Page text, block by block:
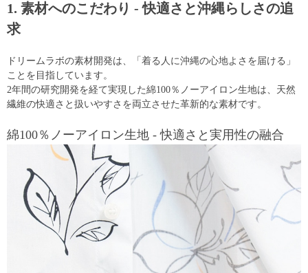
1. 素材へのこだわり - 快適さと沖縄らしさの追
求
ドリームラボの素材開発は、「着る人に沖縄の心地よさを届ける」
ことを目指しています。
2年間の研究開発を経て実現した綿100％ノーアイロン生地は、天然
繊維の快適さと扱いやすさを両立させた革新的な素材です。
綿100％ノーアイロン生地 - 快適さと実用性の融合